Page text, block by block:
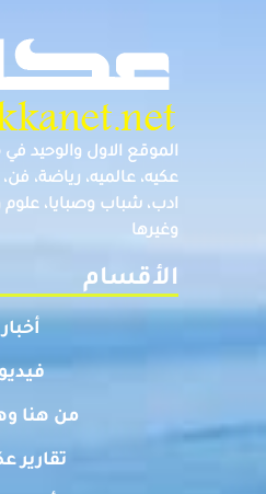
الموقع الاول والوحيد في
عكيه، عالميه، رياضة،
ادب، شباب وصبايا، علوم
وغيرها
الأقسام
أخبار
من هنا
تقارير